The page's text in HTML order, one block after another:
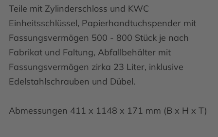
Teile mit Zylinderschloss und KWC
Einheitsschlüssel, Papierhandtuchspender mit
Fassungsvermögen 500 - 800 Stück je nach
Fabrikat und Faltung, Abfallbehälter mit
Fassungsvermögen zirka 23 Liter, inklusive
Edelstahlschrauben und Dübel.
Abmessungen 411 x 1148 x 171 mm (B x H x T)